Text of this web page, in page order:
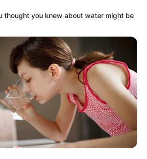
หนดี ตัดผมวันไหนดี ปี 2566
thought you knew about water might be